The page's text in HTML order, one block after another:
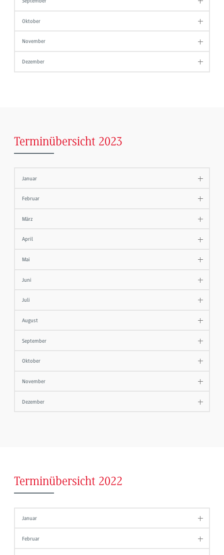
Oktober
November
Dezember
Terminübersicht 2023
Januar
Februar
März
April
Mai
Juni
Juli
August
September
Oktober
November
Dezember
Terminübersicht 2022
Januar
Februar